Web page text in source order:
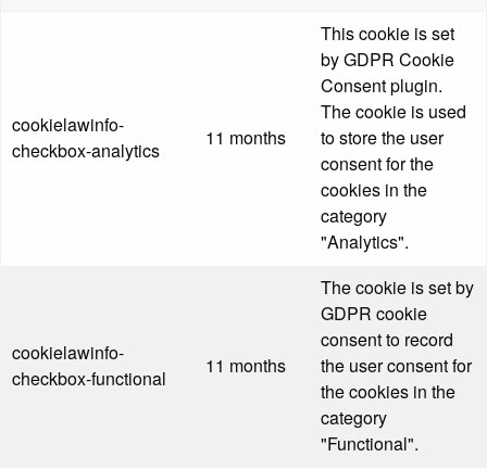
cookielawinfo-
checkbox-analytics
11 months
This cookie is set
by GDPR Cookie
Consent plugin.
The cookie is used
to store the user
consent for the
cookies in the
category
"Analytics".
cookielawinfo-
checkbox-functional
11 months
The cookie is set by
GDPR cookie
consent to record
the user consent for
the cookies in the
category
"Functional".